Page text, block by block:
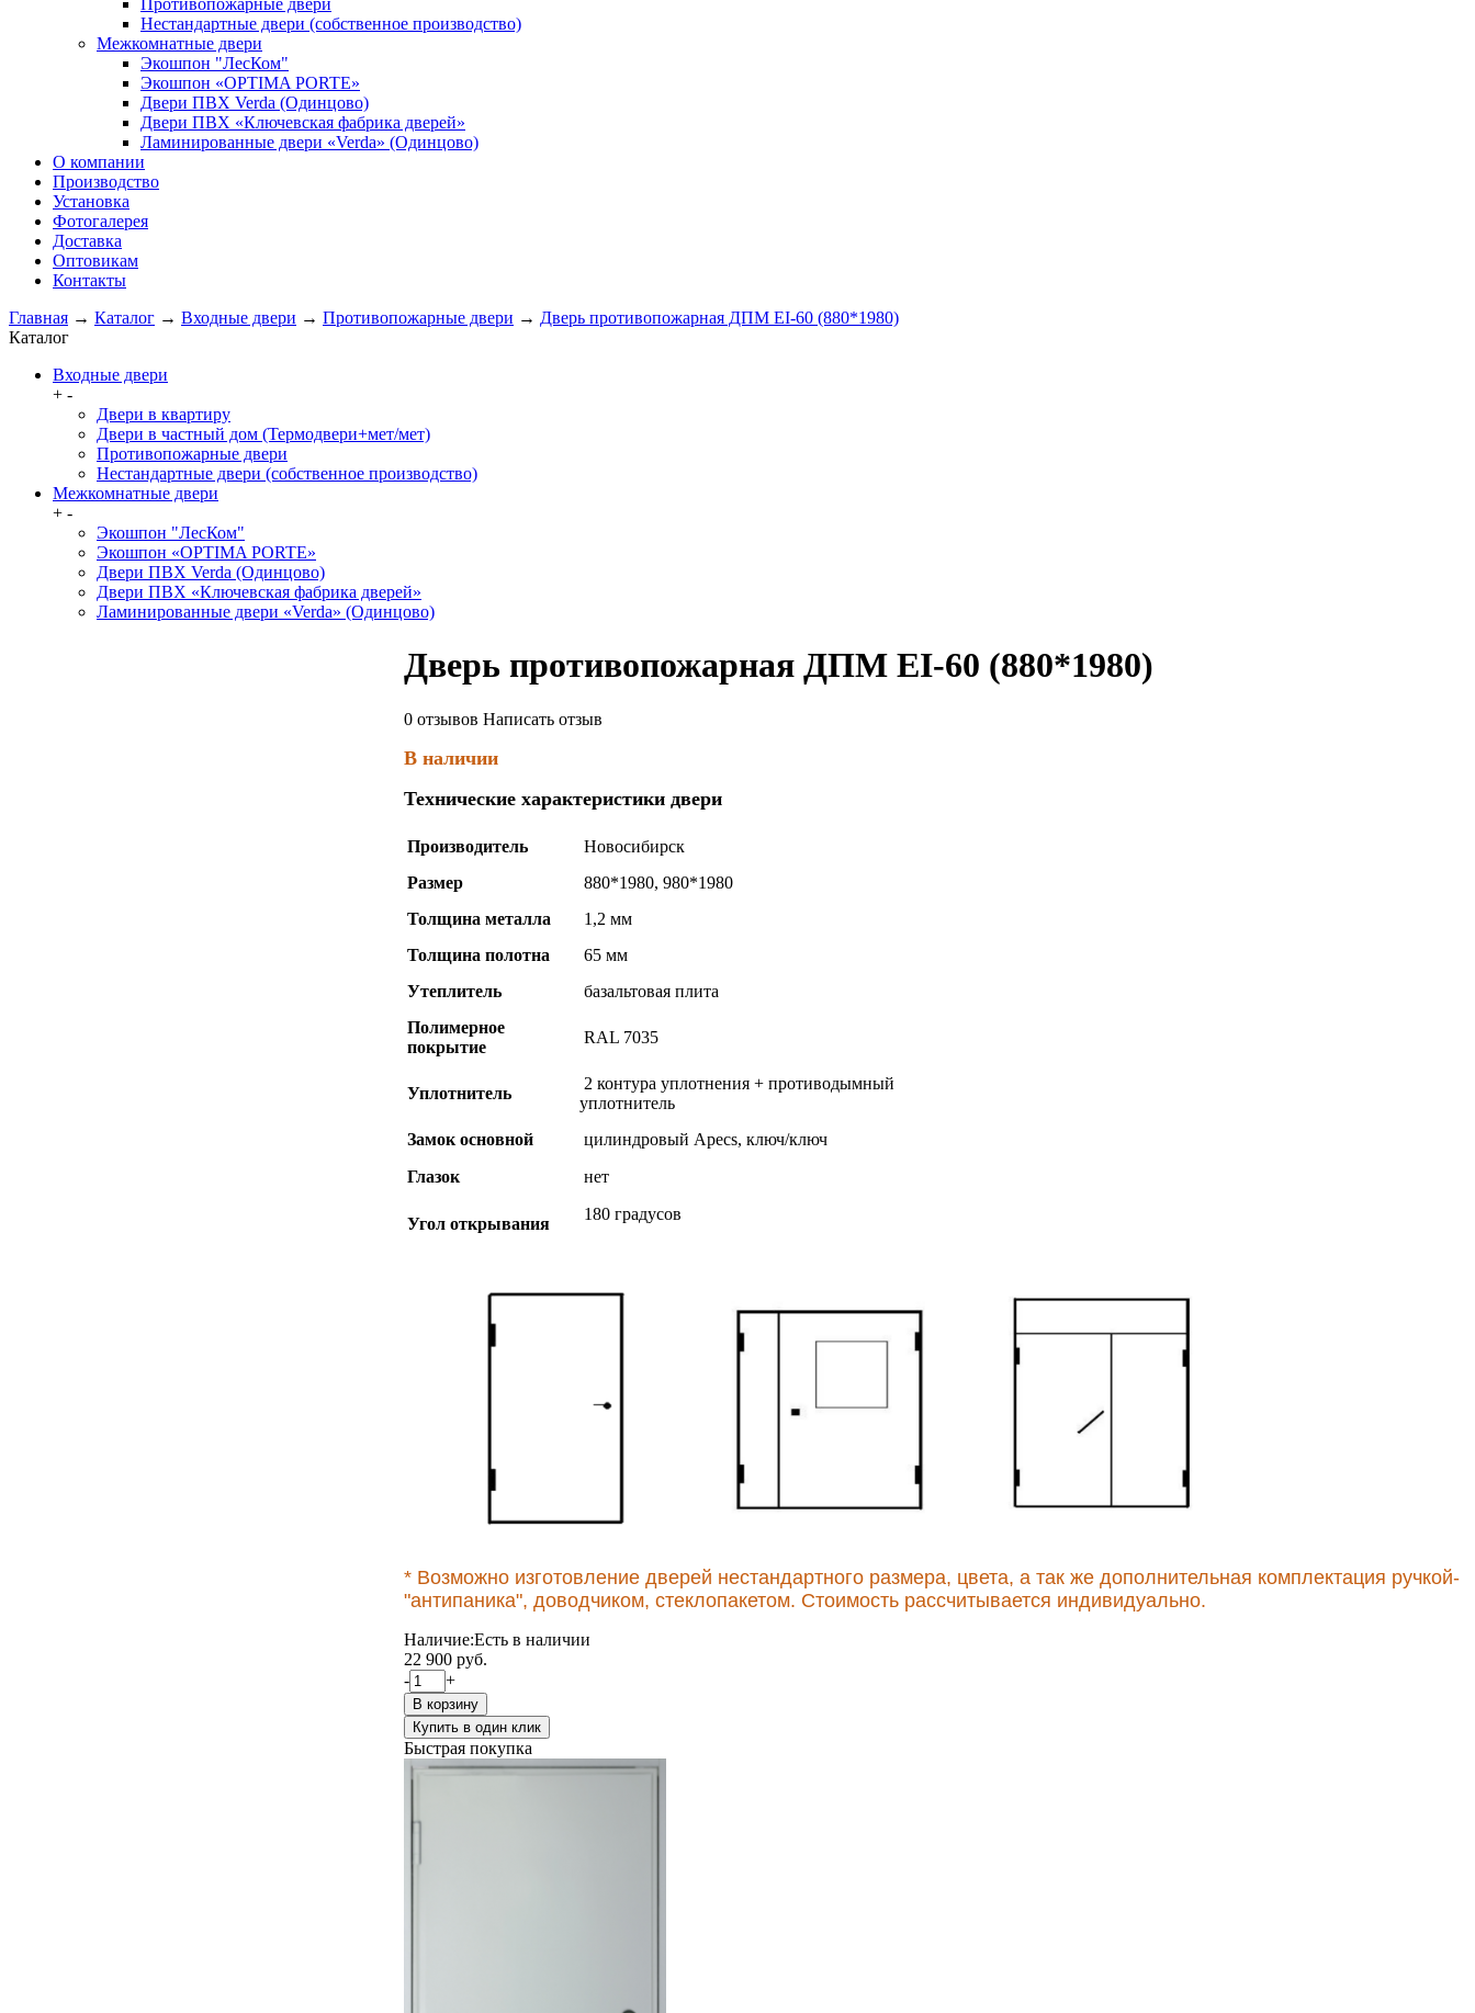
Противопожарные двери
Нестандартные двери (собственное производство)
Межкомнатные двери
Экошпон "ЛесКом"
Экошпон «OPTIMA PORTE»
Двери ПВХ Verda (Одинцово)
Двери ПВХ «Ключевская фабрика дверей»
Ламинированные двери «Verda» (Одинцово)
О компании
Производство
Установка
Фотогалерея
Доставка
Оптовикам
Контакты
Главная → Каталог → Входные двери → Противопожарные двери → Дверь противопожарная ДПМ EI-60 (880*1980)
Каталог
Входные двери
+ -
Двери в квартиру
Двери в частный дом (Термодвери+мет/мет)
Противопожарные двери
Нестандартные двери (собственное производство)
Межкомнатные двери
+ -
Экошпон "ЛесКом"
Экошпон «OPTIMA PORTE»
Двери ПВХ Verda (Одинцово)
Двери ПВХ «Ключевская фабрика дверей»
Ламинированные двери «Verda» (Одинцово)
Дверь противопожарная ДПМ EI-60 (880*1980)
0 отзывов Написать отзыв
В наличии
Технические характеристики двери
Производитель
Новосибирск
Размер
880*1980, 980*1980
Толщина металла
1,2 мм
Толщина полотна
65 мм
Утеплитель
базальтовая плита
Полимерное
покрытие
RAL 7035
Уплотнитель
2 контура уплотнения + противодымный
уплотнитель
Замок основной
цилиндровый Apecs, ключ/ключ
Глазок
нет
Угол открывания
180 градусов
* Возможно изготовление дверей нестандартного размера, цвета, а так же дополнительная комплектация ручкой-
"антипаника", доводчиком, стеклопакетом. Стоимость рассчитывается индивидуально.
Наличие:Есть в наличии
22 900 руб.
-
+
В корзину
Купить в один клик
Быстрая покупка